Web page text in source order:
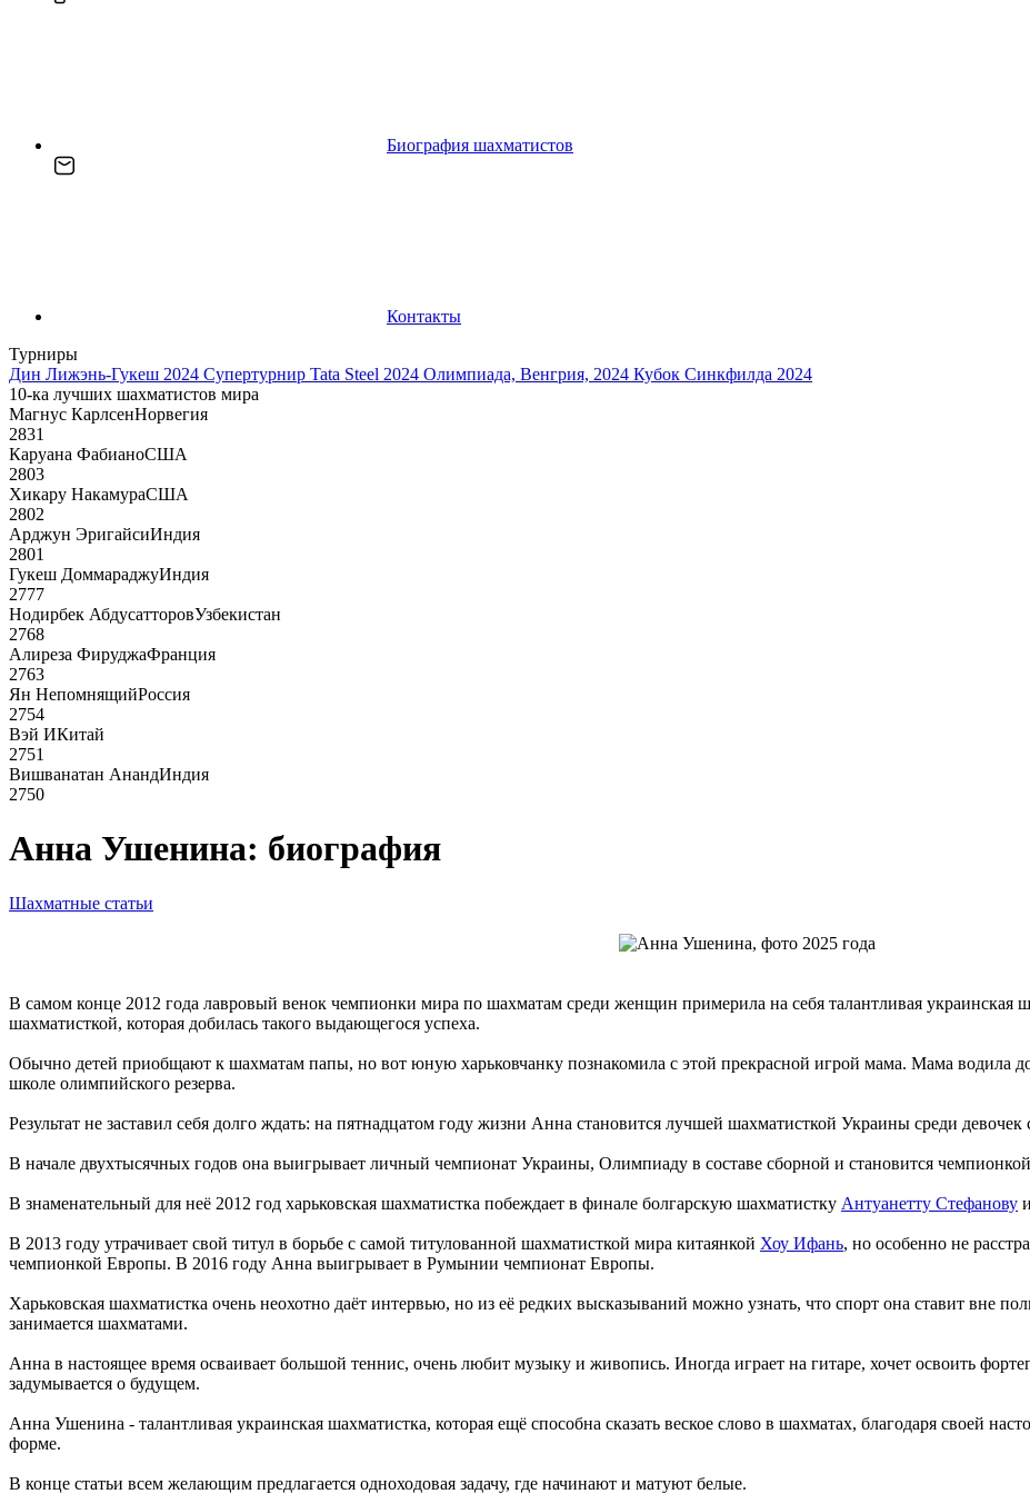
Биография шахматистов
Контакты
Турниры
Дин Лижэнь-Гукеш 2024 Супертурнир Tata Steel 2024 Олимпиада, Венгрия, 2024 Кубок Синкфилда 2024
10-ка лучших шахматистов мира
Магнус КарлсенНорвегия
2831
Каруана ФабианоСША
2803
Хикару НакамураСША
2802
Арджун ЭригайсиИндия
2801
Гукеш ДоммараджуИндия
2777
Нодирбек АбдусатторовУзбекистан
2768
Алиреза ФируджаФранция
2763
Ян НепомнящийРоссия
2754
Вэй ИКитай
2751
Вишванатан АнандИндия
2750
Анна Ушенина: биография
Шахматные статьи
В самом конце 2012 года лавровый венок чемпионки мира по шахматам среди женщин примерила на себя талантливая
шахматисткой, которая добилась такого выдающегося успеха.
Обычно детей приобщают к шахматам папы, но вот юную харьковчанку познакомила с этой прекрасной игрой мама. Мама водила
школе олимпийского резерва.
Результат не заставил себя долго ждать: на пятнадцатом году жизни Анна становится лучшей шахматисткой Украины среди девочек
В начале двухтысячных годов она выигрывает личный чемпионат Украины, Олимпиаду в составе сборной и становится
В знаменательный для неё 2012 год харьковская шахматистка побеждает в финале болгарскую шахматистку Антуанетту Стефанову
В 2013 году утрачивает свой титул в борьбе с самой титулованной шахматисткой мира китаянкой Хоу Ифань, но особенно не
чемпионкой Европы. В 2016 году Анна выигрывает в Румынии чемпионат Европы.
Харьковская шахматистка очень неохотно даёт интервью, но из её редких высказываний можно узнать, что спорт она ставит вне
занимается шахматами.
Анна в настоящее время осваивает большой теннис, очень любит музыку и живопись. Иногда играет на гитаре, хочет освоить
задумывается о будущем.
Анна Ушенина - талантливая украинская шахматистка, которая ещё способна сказать веское слово в шахматах, благодаря своей
форме.
В конце статьи всем желающим предлагается одноходовая задачу, где начинают и матуют белые.